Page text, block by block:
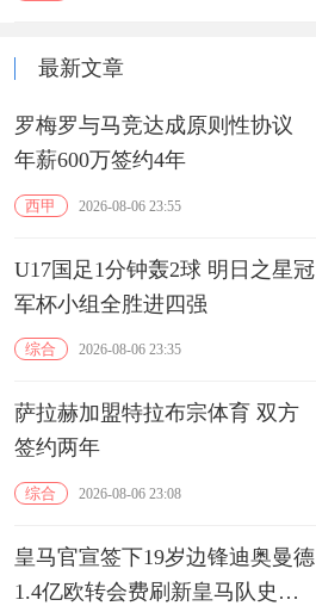
最新文章
罗梅罗与马竞达成原则性协议
年薪600万签约4年
西甲 2026-08-06 23:55
U17国足1分钟轰2球 明日之星冠
军杯小组全胜进四强
综合 2026-08-06 23:35
萨拉赫加盟特拉布宗体育 双方
签约两年
综合 2026-08-06 23:08
皇马官宣签下19岁边锋迪奥曼德
1.4亿欧转会费刷新皇马队史纪